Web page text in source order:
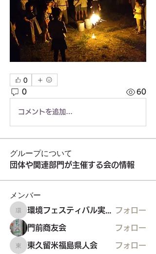
0
0 60
コメントを追加…
グループについて
団体や関連部門が主催する会の情報
メンバー
環境フェスティバル実行委員会
フォロー
門前商友会 フォロー
東久留米福島県人会
東久留米福島県人会 フォロー